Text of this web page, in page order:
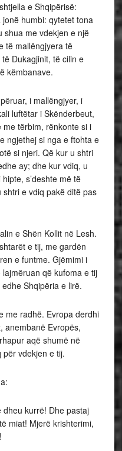
e Shqipërisë:
humbi: qytetet tona
shua me vdekjen e një
të mallëngjyera të
Dukagjinit, të cilin e
këmbanave.
i mallëngjyer, i
luftëtar i Skënderbeut,
tërbim, rënkonte si i
ngjethej si nga e ftohta e
si njeri. Që kur u shtri
ay; dhe kur vdiq, u
s’deshte më të
shtri e vdiq pakë ditë pas
e Shën Kollit në Lesh.
e tij, me gardën
e funtme. Gjëmimi i
që kufoma e tij
Shqipëria e lirë.
me radhë. Evropa derdhi
anembanë Evropës,
aqë shumë në
vdekjen e tij.
kurrë! Dhe pastaj
miat! Mjerë krishterimi,